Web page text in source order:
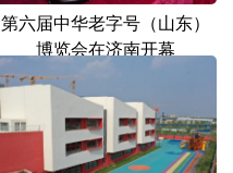
第六届中华老字号（山东）
博览会在济南开幕